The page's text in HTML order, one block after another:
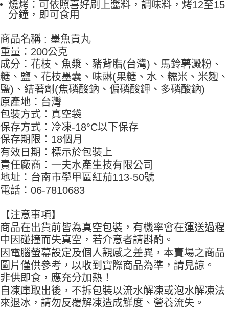
權轉讓予恩沛科技股份有限公司。
２．關於個人資料處理事宜，請瀏覽以下網址：
３．未成年的使用者請事先徵得法定代理人或監護人之同意方可使用
「AFTEE先享後付」，若未經同意申辦者引起之損失，本公司不負相關責
任。
４．使用「AFTEE先享後付」時，將依據個別帳號之用戶狀況，依本公司即
時審查核予不同之上限額度；若仍有額度不足之情形，本公司將視審查結果
請求用戶進行身份認證。
５．嚴禁一人註冊多個帳號或使用他人資訊註冊。若發現惡意使用之情形，
恩沛科技股份有限公司將有權停止該用戶之使用額度並採取法律行動。
燒烤：可依照喜好刷上醬料，調味料，烤12至15
分鐘，即可食用
商品名稱 : 墨魚貢丸
重量：200公克
成分：花枝、魚漿、豬背脂(台灣)、馬鈴薯澱粉、
糖、鹽、花枝墨囊、味醂(果糖、水、糯米、米麴、
鹽)、結著劑(焦磷酸鈉、偏磷酸鉀、多磷酸鈉)
原產地：台灣
包裝方式：真空袋
保存方式：冷凍-18°C以下保存
保存期限：18個月
有效日期：標示於包裝上
責任廠商：一夫水產生技有限公司
地址：台南市學甲區紅茄113-50號
電話：06-7810683
【注意事項】
商品在出貨前皆為真空包裝，有機率會在運送過程
中因碰撞而失真空，若介意者請斟酌。
因電腦螢幕設定及個人觀感之差異，本賣場之商品
圖片僅供參考，以收到實際商品為準，請見諒。
非供即食，應充分加熱！
自凍庫取出後，不拆包裝以流水解凍或泡水解凍法
來退冰，請勿反覆解凍造成鮮度、營養流失。